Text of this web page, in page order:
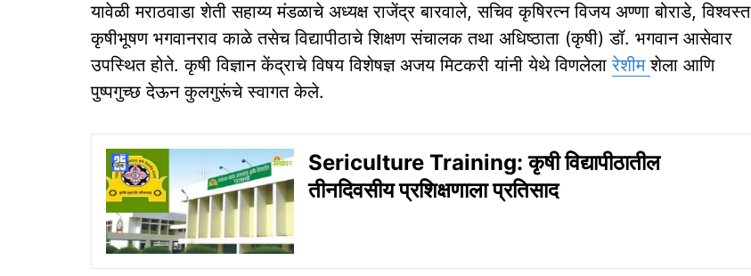
यावेळी मराठवाडा शेती सहाय्य मंडळाचे अध्यक्ष राजेंद्र बारवाले, सचिव कृषिरत्न विजय अण्णा बोराडे, विश्वस्त
कृषीभूषण भगवानराव काळे तसेच विद्यापीठाचे शिक्षण संचालक तथा अधिष्ठाता (कृषी) डॉ. भगवान आसेवार
उपस्थित होते. कृषी विज्ञान केंद्राचे विषय विशेषज्ञ अजय मिटकरी यांनी येथे विणलेलारेशीमशेला आणि
पुष्पगुच्छ देऊन कुलगुरूंचे स्वागत केले.
Sericulture Training: कृषी विद्यापीठातील
तीनदिवसीय प्रशिक्षणाला प्रतिसाद